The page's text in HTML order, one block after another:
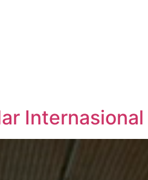
Internasional